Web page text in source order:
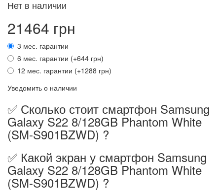
Нет в наличии
21464 грн
3 мес. гарантии
6 мес. гарантии (+644 грн)
12 мес. гарантии (+1288 грн)
Уведомить о наличии
✅ Сколько стоит смартфон Samsung
Galaxy S22 8/128GB Phantom White
(SM-S901BZWD) ?
✅ Какой экран у смартфон Samsung
Galaxy S22 8/128GB Phantom White
(SM-S901BZWD) ?